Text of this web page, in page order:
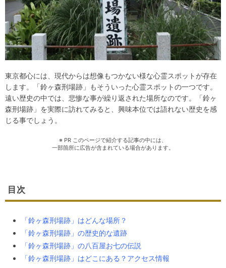
東京都心には、現代からは想像もつかない様な心霊スポットが存在
します。「鈴ヶ森刑場跡」もそういった心霊スポットの一つです。
遠い歴史の中では、悲惨な事が繰り返された場所なのです。「鈴ヶ
森刑場跡」を実際に訪れてみると、興味本位では語れない歴史を感
じる事でしょう。
※ PR このページで紹介する記事の中には、
一部箇所に広告が含まれている場合があります。
目次
「鈴ヶ森刑場跡」はどんな場所？
「鈴ヶ森刑場跡」の歴史的な遺跡
「鈴ヶ森刑場跡」の八百屋お七の伝説
「鈴ヶ森刑場跡」はどこにある？アクセス情報